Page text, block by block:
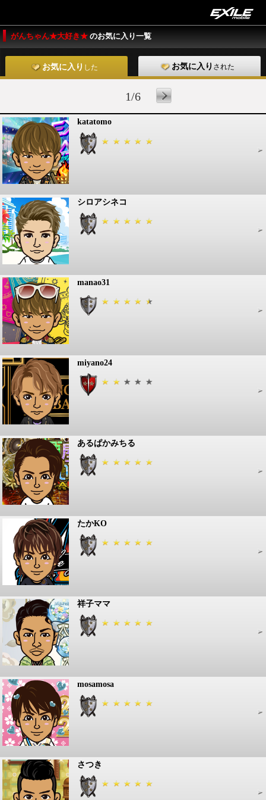
がんちゃん★大好き★ のお気に入り一覧
お気に入り した お気に入り された
1/6
katatomo
シロアシネコ
manao31
miyano24
あるぱかみちる
たかKO
祥子ママ
mosamosa
さつき